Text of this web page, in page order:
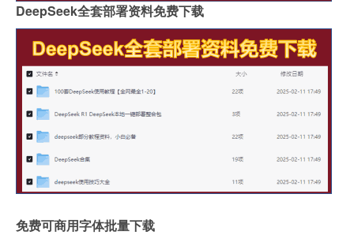
DeepSeek全套部署资料免费下载
免费可商用字体批量下载